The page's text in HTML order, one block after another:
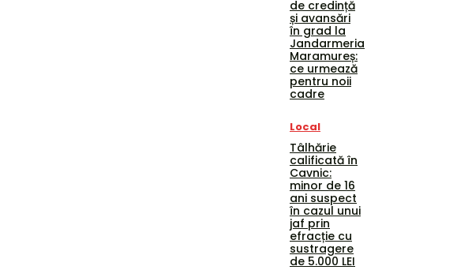
de credință
și avansări
în grad la
Jandarmeria
Maramureș:
ce urmează
pentru noii
cadre
Local
Tâlhărie
calificată în
Cavnic:
minor de 16
ani suspect
în cazul unui
jaf prin
efracție cu
sustragere
de 5.000 LEI